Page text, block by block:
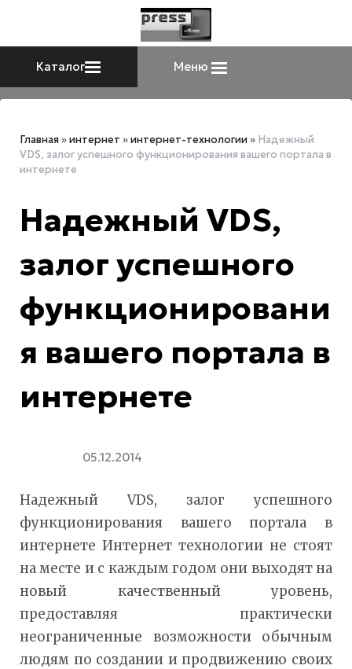
Каталог Меню
Главная »интернет »интернет-технологии » Надежный
VDS, залог успешного функционирования вашего портала в
интернете
Надежный VDS,
залог успешного
функционировани
я вашего портала в
интернете
05.12.2014
Надежный VDS, залог успешного
функционирования вашего портала в
интернете Интернет технологии не стоят
на месте и с каждым годом они выходят на
новый качественный уровень,
предоставляя практически
неограниченные возможности обычным
людям по создании и продвижению своих